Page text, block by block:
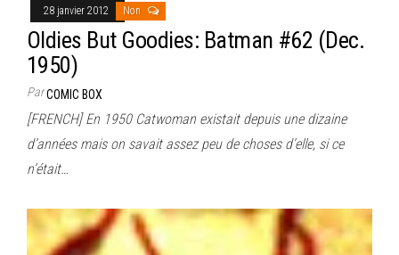
28 janvier 2012 Non
Oldies But Goodies: Batman #62 (Dec.
1950)
ParCOMIC BOX
[FRENCH] En 1950 Catwoman existait depuis une dizaine
d’années mais on savait assez peu de choses d’elle, si ce
n’était…